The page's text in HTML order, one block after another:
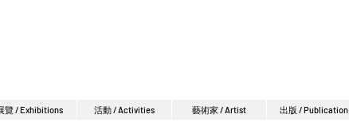
覽 / Exhibitions 活動 / Activities 藝術家 / Artist 出版 / Publication